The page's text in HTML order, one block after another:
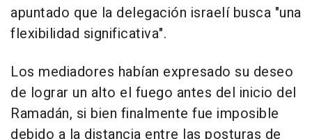
apuntado que la delegación israelí busca "una
flexibilidad significativa".
Los mediadores habían expresado su deseo
de lograr un alto el fuego antes del inicio del
Ramadán, si bien finalmente fue imposible
debido a la distancia entre las posturas de